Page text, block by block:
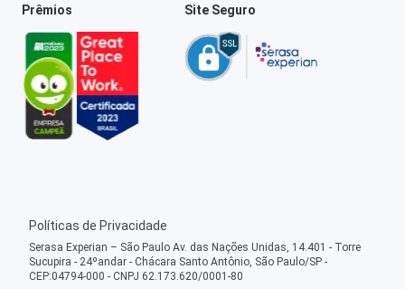
Prêmios Site Seguro
Políticas de Privacidade
Serasa Experian – São Paulo Av. das Nações Unidas, 14.401 - Torre
Sucupira - 24ºandar - Chácara Santo Antônio, São Paulo/SP -
CEP:04794-000 - CNPJ 62.173.620/0001-80